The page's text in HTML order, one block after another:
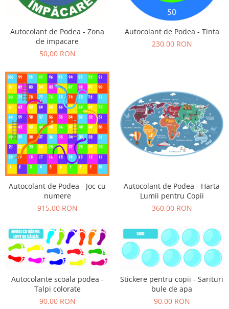
Sticker Harta Lumii
Stickere Cu Model Repetitiv
Stickere Perete Pentru Camera De
Stickere pentru Usi
Stickere pentru Scari
Stickere pentru Podea
Stickere Semnalistica
Stickere Panou Poze
Autocolant de Podea - Zona
de impacare
50,00 RON
Autocolant de Podea - Tinta
230,00 RON
Autocolant de Podea - Joc cu
numere
915,00 RON
Autocolant de Podea - Harta
Lumii pentru Copii
360,00 RON
Autocolante scoala podea -
Talpi colorate
90,00 RON
Stickere pentru copii - Sarituri
bule de apa
90,00 RON